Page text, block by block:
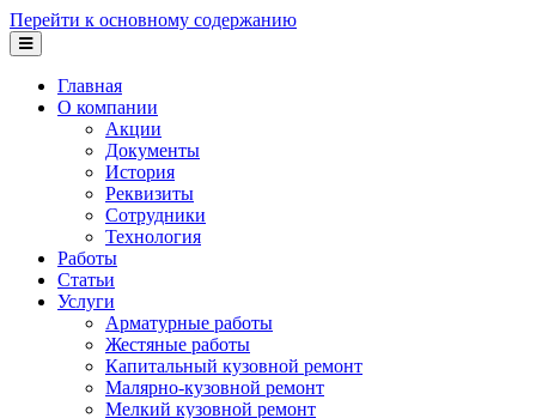
Перейти к основному содержанию
Главная
О компании
Акции
Документы
История
Реквизиты
Сотрудники
Технология
Работы
Статьи
Услуги
Арматурные работы
Жестяные работы
Капитальный кузовной ремонт
Малярно-кузовной ремонт
Мелкий кузовной ремонт